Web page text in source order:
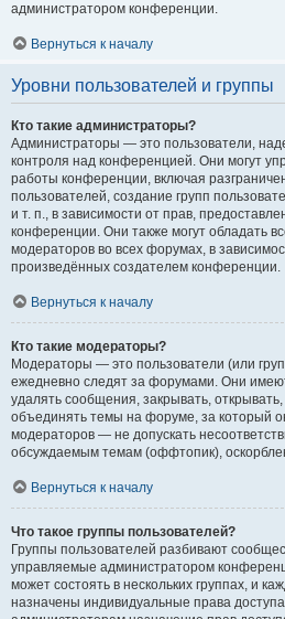
администратором конференции.
Вернуться к началу
Уровни пользователей и группы
Кто такие администраторы?
Администраторы — это пользователи,
контроля над конференцией. Они могут
работы конференции, включая
пользователей, создание групп
и т. п., в зависимости от прав,
конференции. Они также могут обладать
модераторов во всех форумах, в
произведённых создателем конференции.
Вернуться к началу
Кто такие модераторы?
Модераторы — это пользователи (или
ежедневно следят за форумами. Они
удалять сообщения, закрывать,
объединять темы на форуме, за который
модераторов — не допускать
обсуждаемым темам (оффтопик),
Вернуться к началу
Что такое группы пользователей?
Группы пользователей разбивают
управляемые администратором
может состоять в нескольких группах, и
назначены индивидуальные права